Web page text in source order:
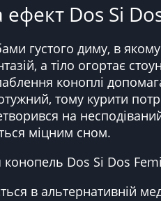
Dos Si
густого диму, в
а тіло огортає
коноплі
тому курити
на
міцним сном.
конопель Dos Si Dos
в альтернативній